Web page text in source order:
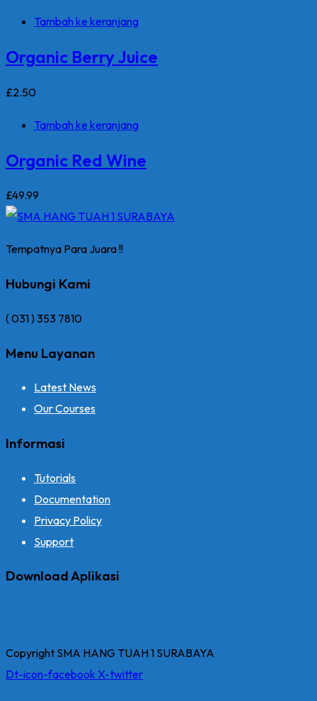
Tambah ke keranjang
Organic Berry Juice
£2.50
Tambah ke keranjang
Organic Red Wine
£49.99
Tempatnya Para Juara !!
Hubungi Kami
( 031 ) 353 7810
Menu Layanan
Latest News
Our Courses
Informasi
Tutorials
Documentation
Privacy Policy
Support
Download Aplikasi
Copyright SMA HANG TUAH 1 SURABAYA
Dt-icon-facebook X-twitter